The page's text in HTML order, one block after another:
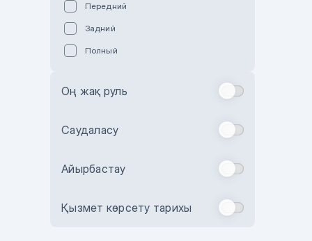
Зеленый
Бежевый
Комбинированный
Передний
Задний
Полный
Оң жақ руль
Саудаласу
Айырбастау
Қызмет көрсету тарихы